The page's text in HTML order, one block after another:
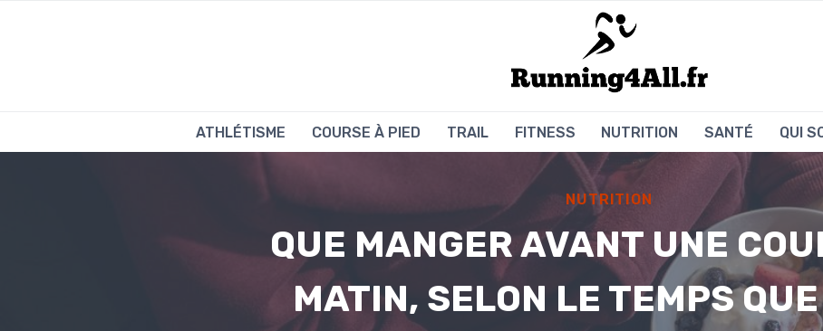
ATHLÉTISME COURSE À PIED TRAIL FITNESS NUTRITION SANTÉ QUI
NUTRITION
QUE MANGER AVANT UNE
MATIN, SELON LE TEMPS